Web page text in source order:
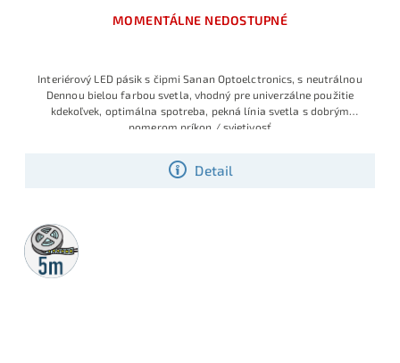
MOMENTÁLNE NEDOSTUPNÉ
Detail
Interiérový LED pásik s čipmi Sanan Optoelctronics, s neutrálnou
Dennou bielou farbou svetla, vhodný pre univerzálne použitie
kdekoľvek, optimálna spotreba, pekná línia svetla s dobrým
pomerom príkon / svietivosť
5m
rolka